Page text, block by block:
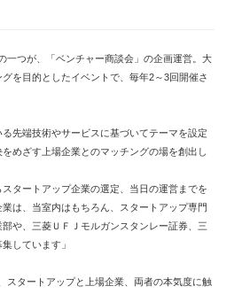
一つが、「ベンチャー商談会」の企画運営。大
を目的としたイベントで、毎年2～3回開催さ
る先端技術やサービスに基づいてテーマを設定
めざす上場企業とのマッチングの場を創出し
タートアップ企業の選定、当日の運営までを
は、当室内はもちろん、スタートアップ専門
や、三菱ＵＦＪモルガンスタンレー証券、三
しています」
スタートアップと上場企業、両者の本気度に触